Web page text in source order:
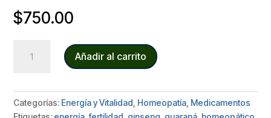
$750.00
COMPUESTA
Añadir al carrito
Categorías: Energía y Vitalidad Homeopatía Medicamentos